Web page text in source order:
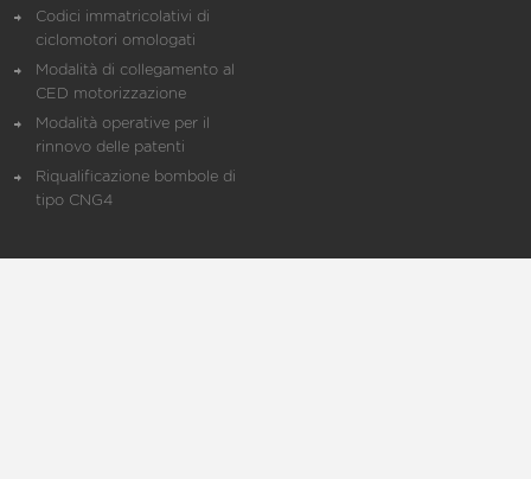
Codici immatricolativi di
ciclomotori omologati
Modalità di collegamento al
CED motorizzazione
Modalità operative per il
rinnovo delle patenti
Riqualificazione bombole di
tipo CNG4